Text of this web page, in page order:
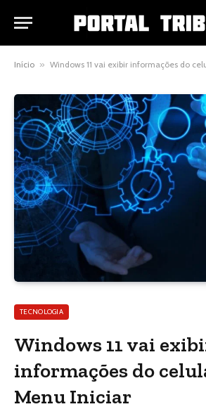
Início » Windows 11 vai exibir informações do
TECNOLOGIA
Windows 11 vai
informações do
Menu Iniciar